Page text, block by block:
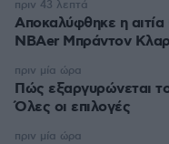
Αποκαλύφθηκε η
NBAer Μπράντον
πριν 43 λεπτά
Πώς εξαργυρώνεται
Όλες οι επιλογές
πριν μία ώρα
πριν μία ώρα